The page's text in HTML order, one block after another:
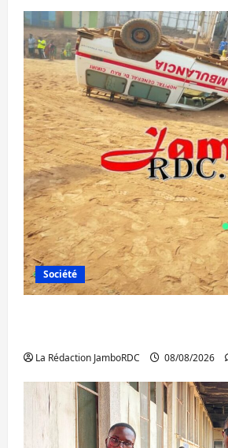
Société
La Rédaction JamboRDC 08/08/2026